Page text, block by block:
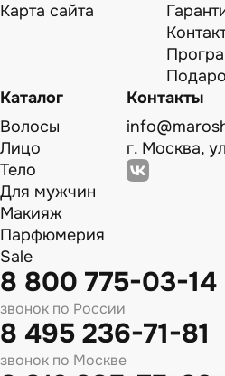
Карта сайта
Каталог
Волосы
Лицо
Тело
Для мужчин
Макияж
Парфюмерия
Sale
Контакты
г. Москва,
8 800 775-03-14
звонок по России
8 495 236-71-81
звонок по Москве